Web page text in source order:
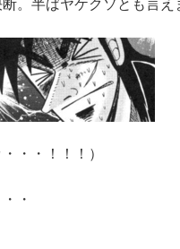
断。半ばヤケクソとも言え
・・！！！）
・